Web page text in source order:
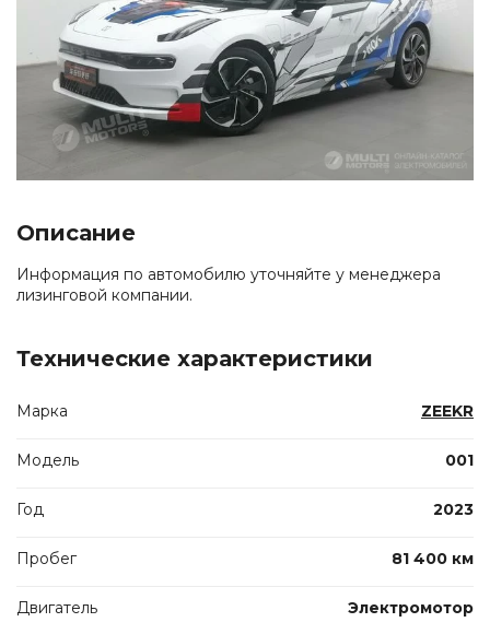
Описание
Информация по автомобилю уточняйте у менеджера
лизинговой компании.
Технические характеристики
Марка ZEEKR
Модель 001
Год 2023
Пробег 81 400 км
Двигатель Электромотор